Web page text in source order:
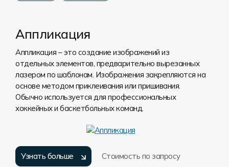
Аппликация
Аппликация – это создание изображений из
отдельных элементов, предварительно вырезанных
лазером по шаблонам. Изображения закрепляются на
основе методом приклеивания или пришивания.
Обычно используется для профессиональных
хоккейных и баскетбольных команд.
Узнать больше Стоимость по запросу